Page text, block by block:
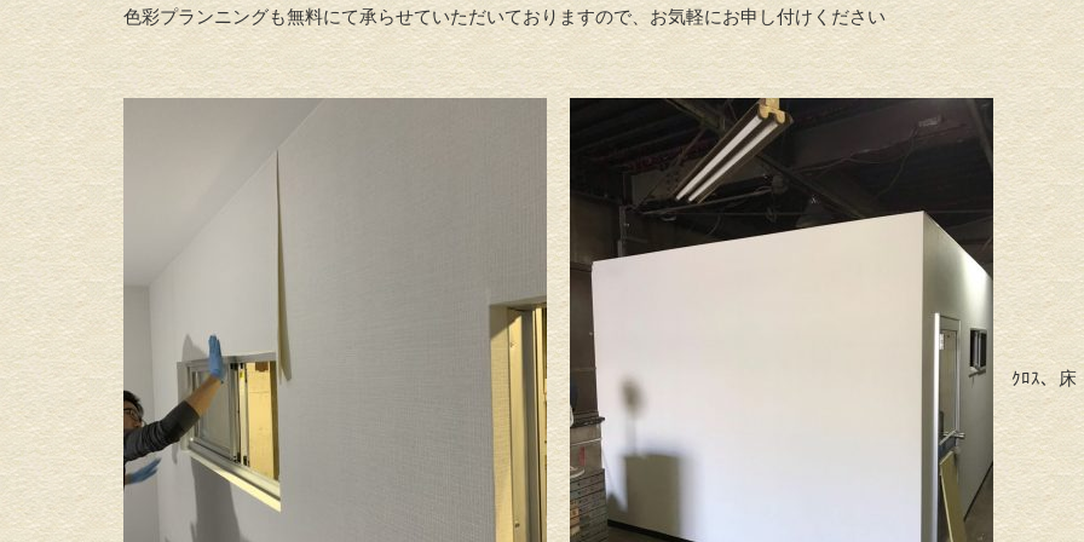
色彩プランニングも無料にて承らせていただいておりますので、お気軽にお申し付けください
ｸﾛｽ、